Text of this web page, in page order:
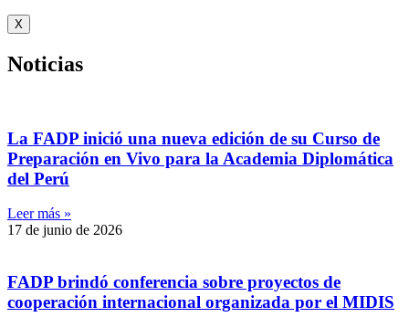
X
Noticias
La FADP inició una nueva edición de su Curso de
Preparación en Vivo para la Academia Diplomática
del Perú
Leer más »
17 de junio de 2026
FADP brindó conferencia sobre proyectos de
cooperación internacional organizada por el MIDIS